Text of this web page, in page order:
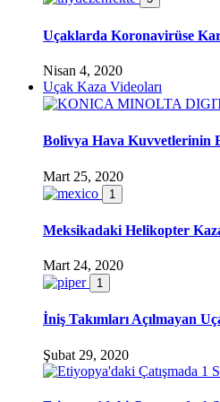
Uçaklarda Koronavirüse
Nisan 4, 2020
Uçak Kaza Videoları
Bolivya Hava Kuvvetlerinin
Mart 25, 2020
1
Meksikadaki Helikopter
Mart 24, 2020
1
İniş Takımları Açılmayan
Şubat 29, 2020